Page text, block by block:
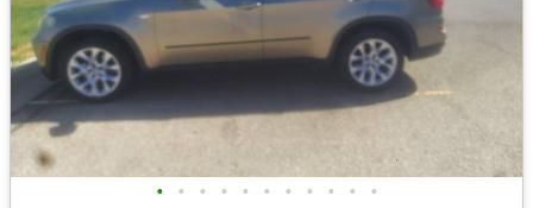
• • • • • • • • • • •